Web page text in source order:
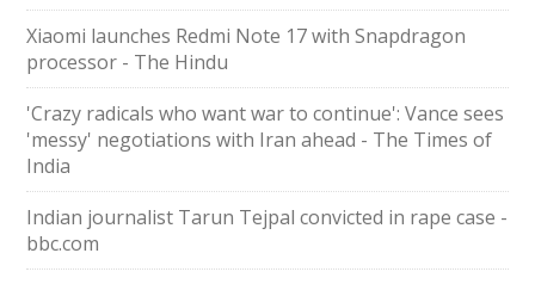
Xiaomi launches Redmi Note 17 with Snapdragon
processor - The Hindu
'Crazy radicals who want war to continue': Vance sees
'messy' negotiations with Iran ahead - The Times of
India
Indian journalist Tarun Tejpal convicted in rape case -
bbc.com